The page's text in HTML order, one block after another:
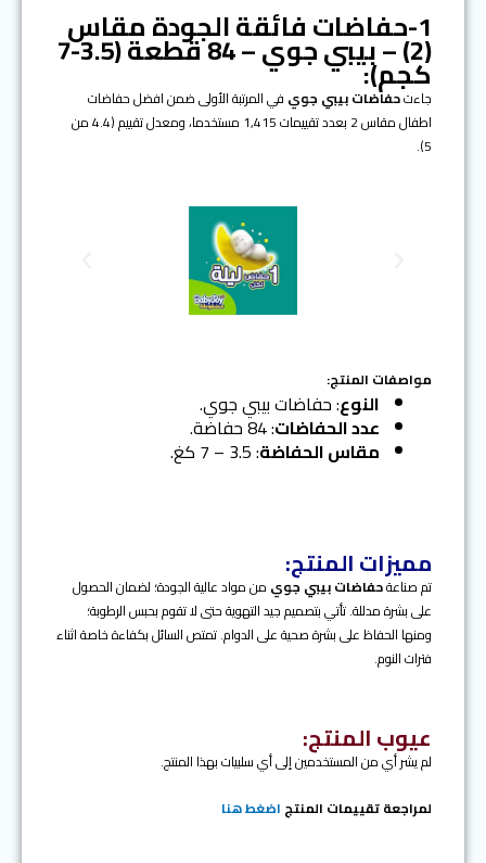
1-حفاضات فائقة الجودة مقاس(2) – بيبي جوي – 84 قطعة (3.5-7 كجم):
جاءتحفاضات بيبي جوي في المرتبة الأولى ضمن افضل حفاضات
اطفال مقاس 2 بعدد تقييمات 1,415 مستخدما، ومعدل تقييم (4.4 من
5).
o
u
s
مواصفات المنتج:
النوع: حفاضات بيبي جوي.
عدد الحفاضات: 84 حفاضة.
مقاس الحفاضة: 3.5 – 7 كغ.
مميزات المنتج:
تم صناعةحفاضات بيبي جوي من مواد عالية الجودة؛ لضمان الحصول
على بشرة مدللة. تأتي بتصميم جيد التهوية حتى لا تقوم بحبس الرطوبة؛
ومنها الحفاظ على بشرة صحية على الدوام. تمتص السائل بكفاءة خاصة اثناء
فترات النوم.
عيوب المنتج:
لم يشر أي من المستخدمين إلى أي سلبيات بهذا المنتج.
لمراجعة تقييمات المنتج اضغط هنا